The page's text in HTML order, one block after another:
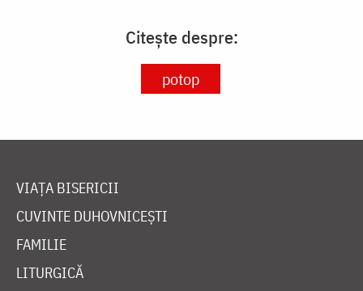
Citește despre:
potop
VIAȚA BISERICII
CUVINTE DUHOVNICEȘTI
FAMILIE
LITURGICĂ